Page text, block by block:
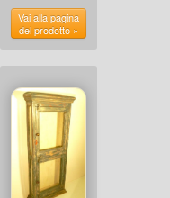
Vai alla pagina
del prodotto »